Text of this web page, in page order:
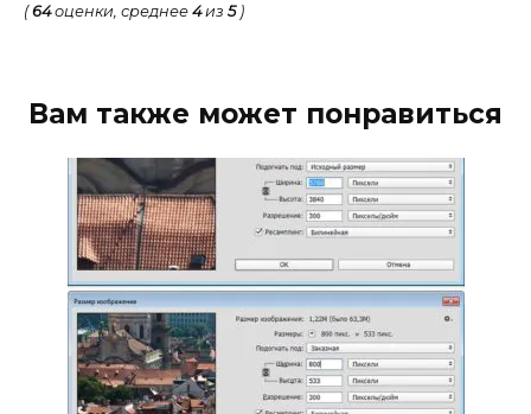
(64оценки, среднее 4из 5)
Вам также может понравиться